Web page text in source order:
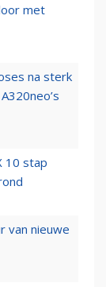
met
na sterk
10 stap
van nieuwe